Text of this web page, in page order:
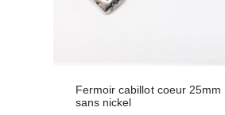
Fermoir cabillot coeur 25mm
sans nickel